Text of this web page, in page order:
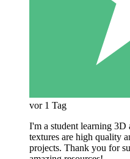
vor 1 Tag
I'm a student learning 3D
textures are high quality
projects. Thank you for